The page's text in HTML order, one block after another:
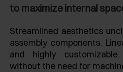
to maximize internal
Streamlined aesthetics
assembly components.
and highly
without the need for